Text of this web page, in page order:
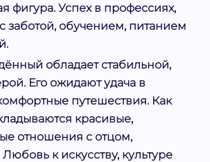
фигура. Успех в профессиях,
заботой, обучением, питанием
обладает стабильной,
Его ожидают удача в
путешествия. Как
красивые,
отношения с отцом,
к искусству, культуре